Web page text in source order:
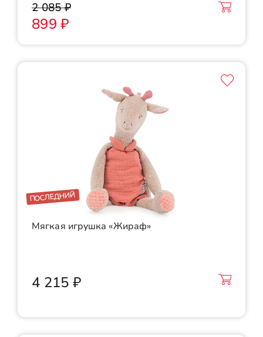
2 085 ₽
899 ₽
ПОСЛЕДНИЙ
Мягкая игрушка «Жираф»
4 215 ₽